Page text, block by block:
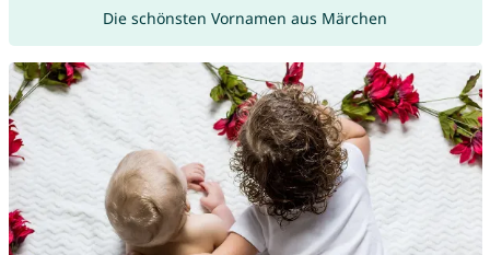
Die schönsten Vornamen aus Märchen